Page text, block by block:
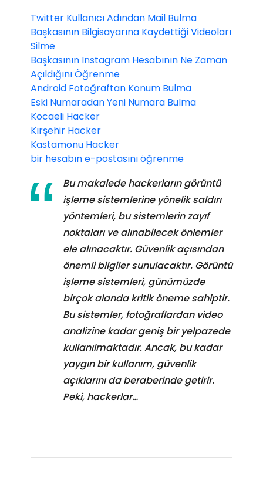
Twitter Kullanıcı Adından Mail Bulma
Başkasının Bilgisayarına Kaydettiği Videoları
Silme
Başkasının Instagram Hesabının Ne Zaman
Açıldığını Öğrenme
Android Fotoğraftan Konum Bulma
Eski Numaradan Yeni Numara Bulma
Kocaeli Hacker
Kırşehir Hacker
Kastamonu Hacker
bir hesabın e-postasını öğrenme
Bu makalede hackerların görüntü
işleme sistemlerine yönelik saldırı
yöntemleri, bu sistemlerin zayıf
noktaları ve alınabilecek önlemler
ele alınacaktır. Güvenlik açısından
önemli bilgiler sunulacaktır. Görüntü
işleme sistemleri, günümüzde
birçok alanda kritik öneme sahiptir.
Bu sistemler, fotoğraflardan video
analizine kadar geniş bir yelpazede
kullanılmaktadır. Ancak, bu kadar
yaygın bir kullanım, güvenlik
açıklarını da beraberinde getirir.
Peki, hackerlar…